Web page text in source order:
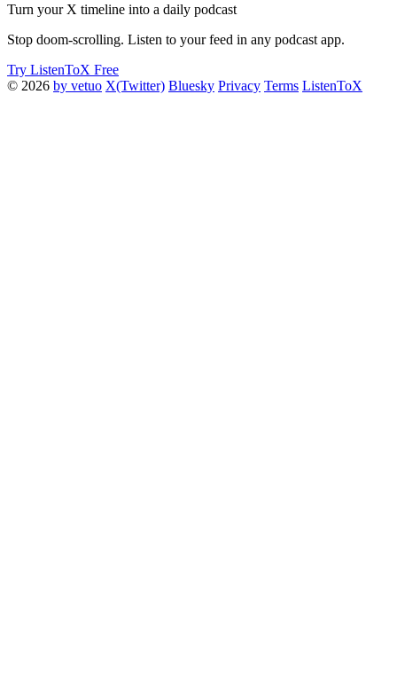
Turn your X timeline into a daily podcast
Stop doom-scrolling. Listen to your feed in any podcast app.
Try ListenToX Free
© 2026 by vetuo X(Twitter) Bluesky Privacy Terms ListenToX